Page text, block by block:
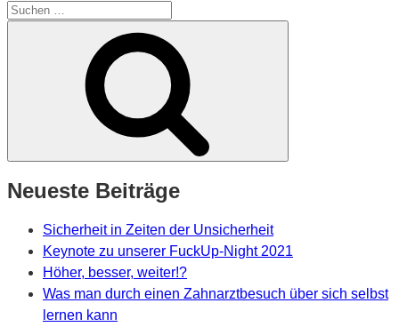
Suche
Neueste Beiträge
Sicherheit in Zeiten der Unsicherheit
Keynote zu unserer FuckUp-Night 2021
Höher, besser, weiter!?
Was man durch einen Zahnarztbesuch über sich selbst
lernen kann